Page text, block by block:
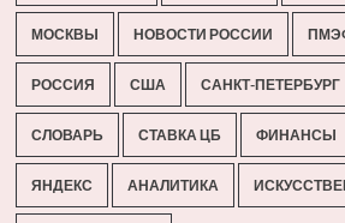
МОСКВЫ НОВОСТИ РОССИИ
РОССИЯ США САНКТ-ПЕТЕРБУРГ
СЛОВАРЬ СТАВКА ЦБ ФИНАНСЫ
ЯНДЕКС АНАЛИТИКА